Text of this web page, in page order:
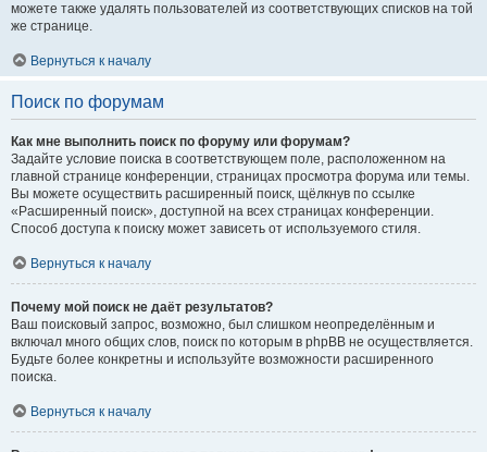
можете также удалять пользователей из соответствующих списков на той
же странице.
Вернуться к началу
Поиск по форумам
Как мне выполнить поиск по форуму или форумам?
Задайте условие поиска в соответствующем поле, расположенном на
главной странице конференции, страницах просмотра форума или темы.
Вы можете осуществить расширенный поиск, щёлкнув по ссылке
«Расширенный поиск», доступной на всех страницах конференции.
Способ доступа к поиску может зависеть от используемого стиля.
Вернуться к началу
Почему мой поиск не даёт результатов?
Ваш поисковый запрос, возможно, был слишком неопределённым и
включал много общих слов, поиск по которым в phpBB не осуществляется.
Будьте более конкретны и используйте возможности расширенного
поиска.
Вернуться к началу